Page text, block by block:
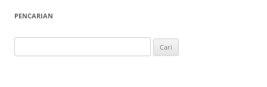
PENCARIAN
untuk: